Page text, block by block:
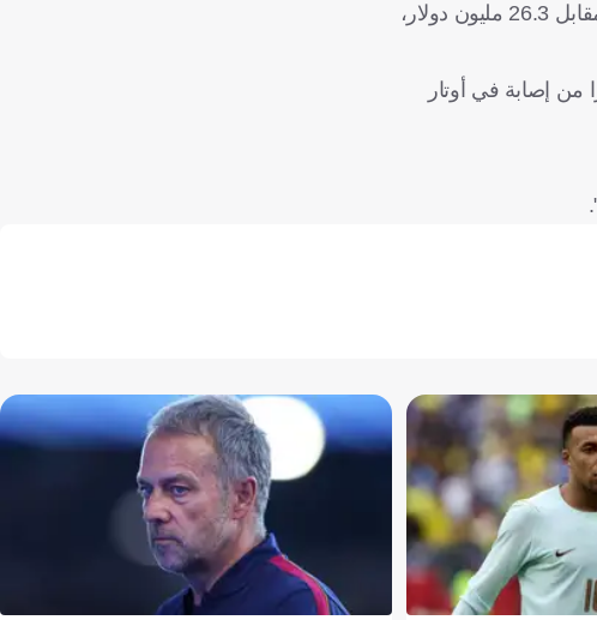
أعلن بوروسيا دورتموند الألماني، اليوم الجمعة، تعاقده مع المهاجم البرتغالي فابيو سيلفا (23 عامًا)، قادمًا من وولفرهامبتون مقابل 26.3 مليون دولار،
ولاس بالماس - مؤخرًا من إصابة في أوتار